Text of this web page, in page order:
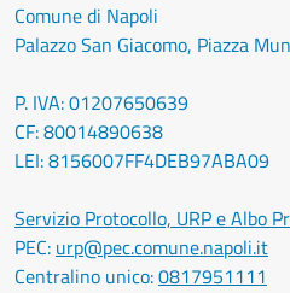
Comune di Napoli
Palazzo San Giacomo, Piazza
P. IVA: 01207650639
CF: 80014890638
LEI: 8156007FF4DEB97ABA09
Servizio Protocollo, URP e Albo
PEC: urp@pec.comune.napoli.it
Centralino unico:0817951111